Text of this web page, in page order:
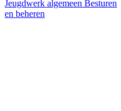
Jeugdwerk algemeen Besturen
en beheren